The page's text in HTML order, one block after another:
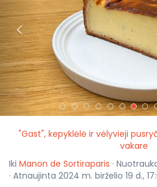
<
"Gast", kepyklėlė ir vėlyvieji
vakare
Iki Manon de Sortiraparis ·
· Atnaujinta 2024 m. birželio 19 d.,